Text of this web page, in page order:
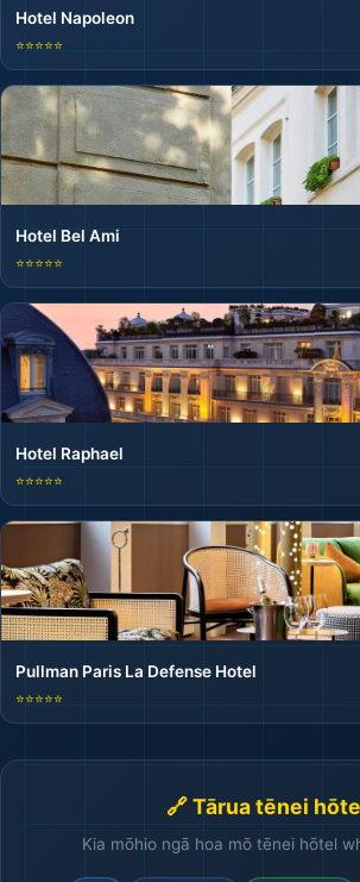
Hotel Napoleon
⭐⭐⭐⭐⭐
Hotel Bel Ami
⭐⭐⭐⭐⭐
Hotel Raphael
⭐⭐⭐⭐⭐
Pullman Paris La Defense Hotel
⭐⭐⭐⭐⭐
🔗 Tārua tēnei
Kia mōhio ngā hoa mō tēnei hōtel